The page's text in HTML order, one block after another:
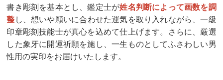
書き彫刻を基本とし、鑑定士が姓名判断によって画数を調
整 し、想いや願いに合わせた運気を取り入れながら、一級
印章彫刻技能士が真心を込めて仕上げます。さらに、厳選
した象牙に開運祈願を施し、一生ものとしてふさわしい男
性用の実印をお届けいたします。